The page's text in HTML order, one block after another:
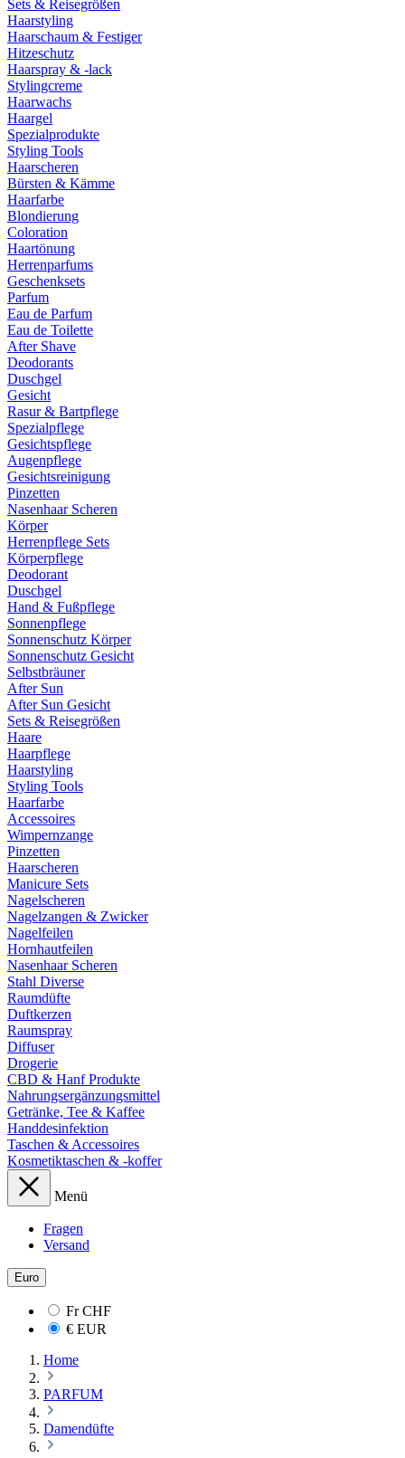
Sets & Reisegrößen
Haarstyling
Haarschaum & Festiger
Hitzeschutz
Haarspray & -lack
Stylingcreme
Haarwachs
Haargel
Spezialprodukte
Styling Tools
Haarscheren
Bürsten & Kämme
Haarfarbe
Blondierung
Coloration
Haartönung
Herrenparfums
Geschenksets
Parfum
Eau de Parfum
Eau de Toilette
After Shave
Deodorants
Duschgel
Gesicht
Rasur & Bartpflege
Spezialpflege
Gesichtspflege
Augenpflege
Gesichtsreinigung
Pinzetten
Nasenhaar Scheren
Körper
Herrenpflege Sets
Körperpflege
Deodorant
Duschgel
Hand & Fußpflege
Sonnenpflege
Sonnenschutz Körper
Sonnenschutz Gesicht
Selbstbräuner
After Sun
After Sun Gesicht
Sets & Reisegrößen
Haare
Haarpflege
Haarstyling
Styling Tools
Haarfarbe
Accessoires
Wimpernzange
Pinzetten
Haarscheren
Manicure Sets
Nagelscheren
Nagelzangen & Zwicker
Nagelfeilen
Hornhautfeilen
Nasenhaar Scheren
Stahl Diverse
Raumdüfte
Duftkerzen
Raumspray
Diffuser
Drogerie
CBD & Hanf Produkte
Nahrungsergänzungsmittel
Getränke, Tee & Kaffee
Handdesinfektion
Taschen & Accessoires
Kosmetiktaschen & -koffer
Menü
Fragen
Versand
Euro
FrCHF
€ EUR
Home
PARFUM
Damendüfte